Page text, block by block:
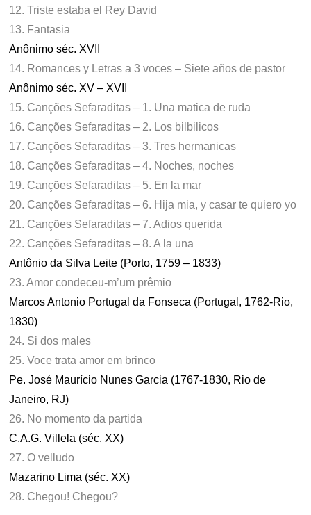
12. Triste estaba el Rey David
13. Fantasia
Anônimo séc. XVII
14. Romances y Letras a 3 voces – Siete años de pastor
Anônimo séc. XV – XVII
15. Canções Sefaraditas – 1. Una matica de ruda
16. Canções Sefaraditas – 2. Los bilbilicos
17. Canções Sefaraditas – 3. Tres hermanicas
18. Canções Sefaraditas – 4. Noches, noches
19. Canções Sefaraditas – 5. En la mar
20. Canções Sefaraditas – 6. Hija mia, y casar te quiero yo
21. Canções Sefaraditas – 7. Adios querida
22. Canções Sefaraditas – 8. A la una
Antônio da Silva Leite (Porto, 1759 – 1833)
23. Amor condeceu-m’um prêmio
Marcos Antonio Portugal da Fonseca (Portugal, 1762-Rio,
1830)
24. Si dos males
25. Voce trata amor em brinco
Pe. José Maurício Nunes Garcia (1767-1830, Rio de
Janeiro, RJ)
26. No momento da partida
C.A.G. Villela (séc. XX)
27. O velludo
Mazarino Lima (séc. XX)
28. Chegou! Chegou?